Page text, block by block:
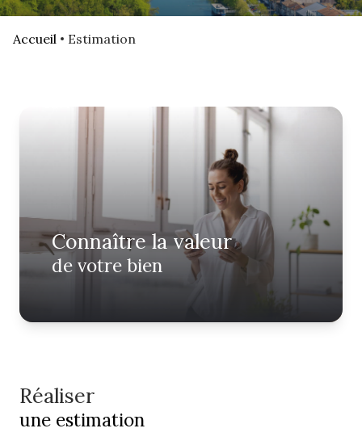
BIENS
AVIS DE
ALERTE
CONTACT
Accueil Estimation
Connaître la valeur
de votre bien
Réaliser
une estimation